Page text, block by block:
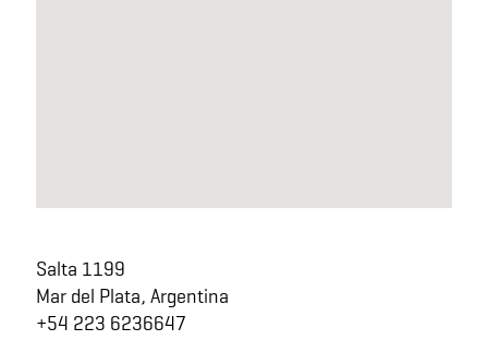
Salta 1199
Mar del Plata, Argentina
+54 223 6236647